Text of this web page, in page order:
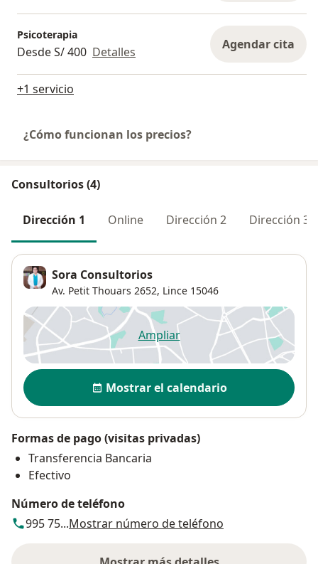
Psicoterapia
Desde S/ 400 Detalles Agendar cita
+1 servicio
¿Cómo funcionan los precios?
Consultorios (4)
Dirección 1 Online Dirección 2 Dirección 3
Sora Consultorios
Av. Petit Thouars 2652, Lince 15046
Ampliarse abre en una nueva
Disponibilidad
Mostrar el calendario
Formas de pago (visitas privadas)
Transferencia Bancaria
Efectivo
Número de teléfono
995 75...Mostrar número de teléfono